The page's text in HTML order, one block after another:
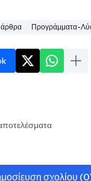
άρθρα Προγράμματα-
σχολίου